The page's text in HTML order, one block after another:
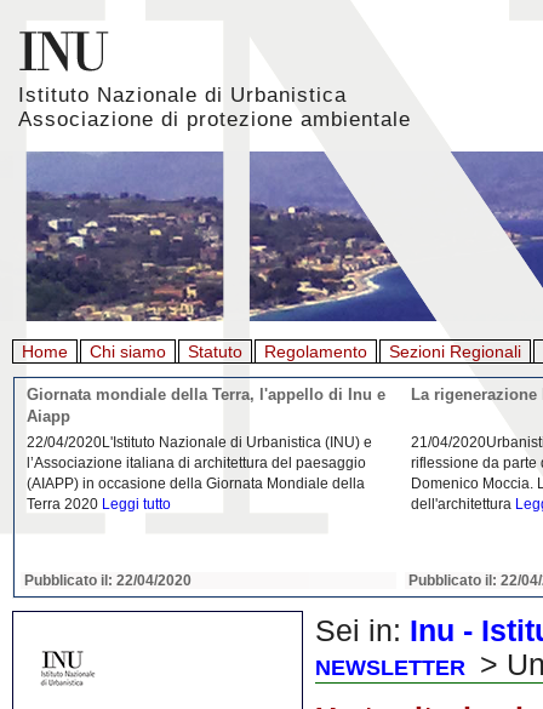
Istituto Nazionale di Urbanistica
Associazione di protezione ambientale
Home Chi siamo Statuto Regolamento Sezioni Regionali
Giornata mondiale della Terra, l'appello di Inu e
Aiapp
22/04/2020L'Istituto Nazionale di Urbanistica (INU) e
l’Associazione italiana di architettura del paesaggio
(AIAPP) in occasione della Giornata Mondiale della
Terra 2020 Leggi tutto
Pubblicato il: 22/04/2020
La
21/04/
riflessione da parte
Domenico Moccia.
dell'architettura
Pubblicato il: 22/
Sei in: Inu -
NEWSLETTER
>